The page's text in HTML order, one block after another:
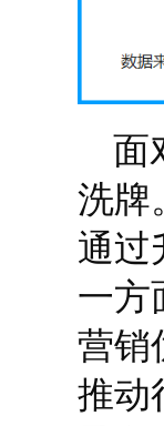
面
洗牌
通过
一方
营销
推动